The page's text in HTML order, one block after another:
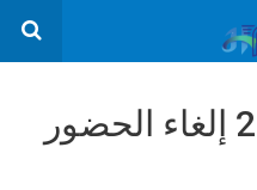
مونديال مصر 2021 إلغاء الحضور